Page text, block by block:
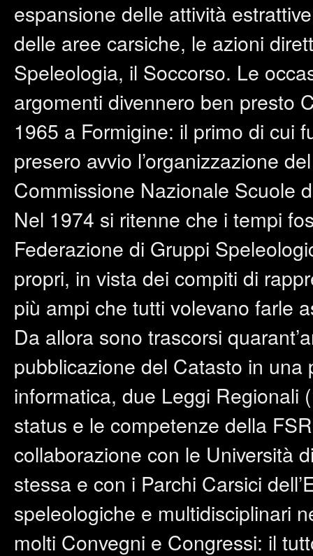
espansione delle attività
delle aree carsiche, le azioni
Speleologia, il Soccorso. Le
argomenti divennero ben presto
1965 a Formigine: il primo di cui
presero avvio l’organizzazione
Commissione Nazionale Scuole
Nel 1974 si ritenne che i tempi
Federazione di Gruppi
propri, in vista dei compiti di
più ampi che tutti volevano farle
Da allora sono trascorsi
pubblicazione del Catasto in
informatica, due Leggi Regionali
status e le competenze della
collaborazione con le Università
stessa e con i Parchi Carsici
speleologiche e multidisciplinari
molti Convegni e Congressi: il